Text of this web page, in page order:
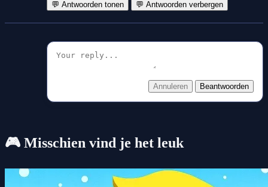
💬 Antwoorden tonen 💬 Antwoorden verbergen
Annuleren Beantwoorden
🎮 Misschien vind je het leuk